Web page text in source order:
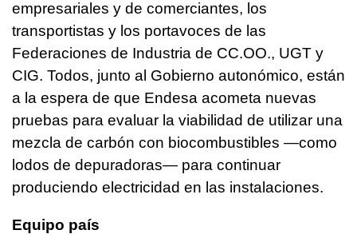
empresariales y de comerciantes, los
transportistas y los portavoces de las
Federaciones de Industria de CC.OO., UGT y
CIG. Todos, junto al Gobierno autonómico, están
a la espera de que Endesa acometa nuevas
pruebas para evaluar la viabilidad de utilizar una
mezcla de carbón con biocombustibles —como
lodos de depuradoras— para continuar
produciendo electricidad en las instalaciones.
Equipo país